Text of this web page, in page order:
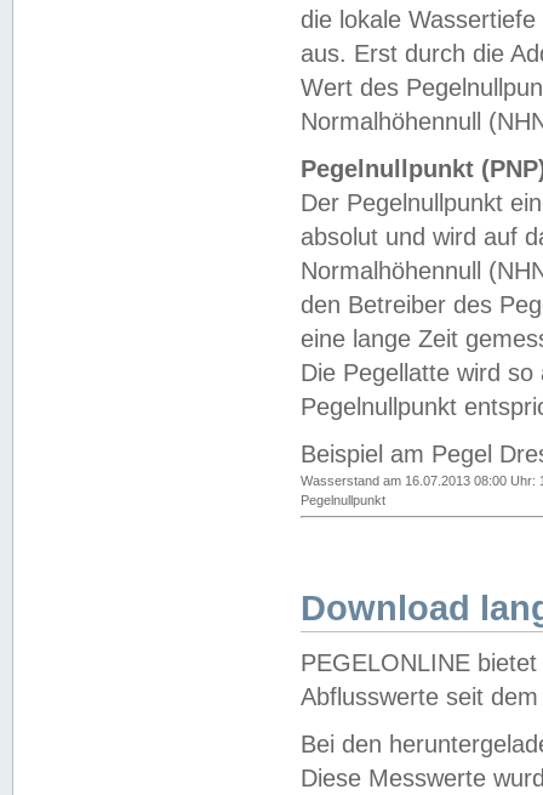
die lokale
aus. Erst durch die
Wert des
Normalhöhennull
Pegelnullpunkt
Der Pegelnullpunkt
absolut und wird auf
Normalhöhennull
den Betreiber des
eine lange Zeit
Die Pegellatte wird
Pegelnullpunkt
Beispiel am Pegel
Wasserstand am 16.07.2013 08:00 Uhr:
Pegelnullpunkt
Download
PEGELONLINE
Abflusswerte seit
Bei den
Diese Messwerte